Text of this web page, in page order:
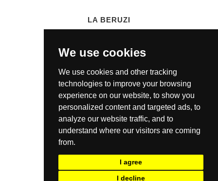
We use cookies
We use cookies and other tracking
technologies to improve your browsing
experience on our website, to show you
personalized content and targeted ads, to
analyze our website traffic, and to
understand where our visitors are coming
from.
I agree
I decline
LA BERUZI
Termeni si conditii
Garantie / Politica Retur
Politica de Confidentialitate
Politica de Cookie
ANSPDCP
CONTACT
0721 80 05 68
office@laberuzi.ro